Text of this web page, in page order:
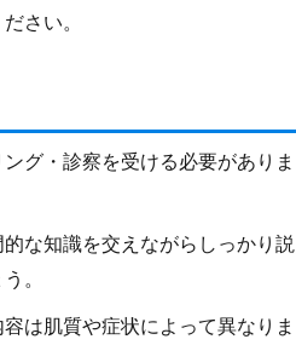
さい。
グ・診察を受ける必要がありま
な知識を交えながらしっかり説
。
は肌質や症状によって異なりま